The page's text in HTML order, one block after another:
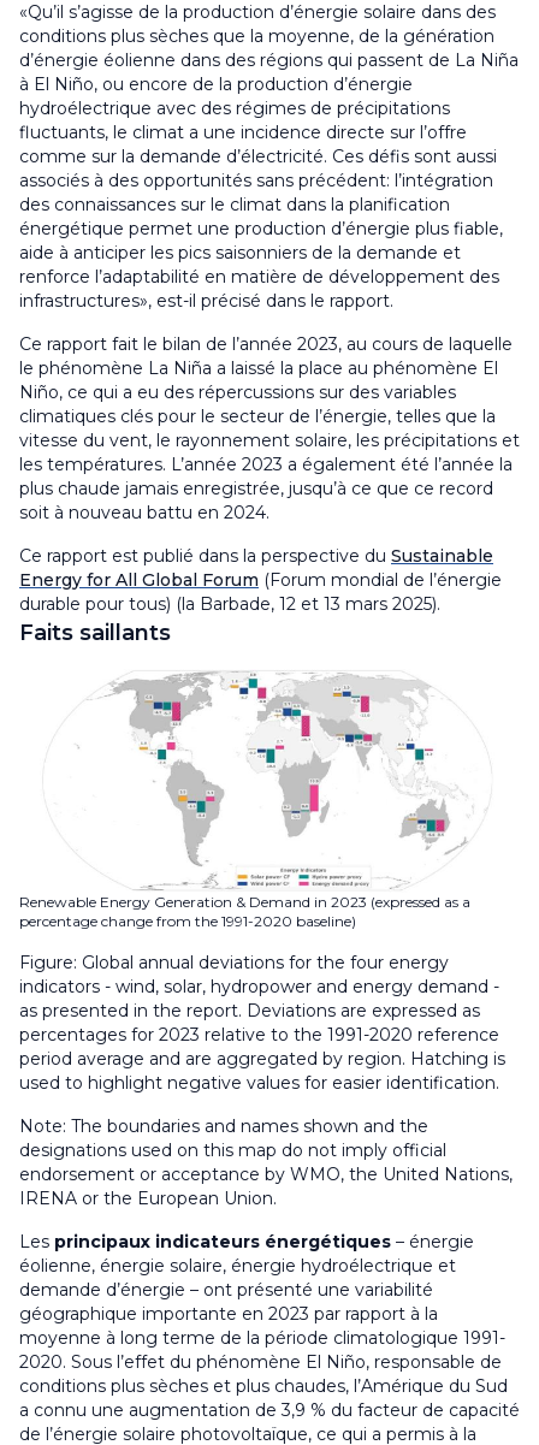
«Qu’il s’agisse de la production d’énergie solaire dans des
conditions plus sèches que la moyenne, de la génération
d’énergie éolienne dans des régions qui passent de La Niña
à El Niño, ou encore de la production d’énergie
hydroélectrique avec des régimes de précipitations
fluctuants, le climat a une incidence directe sur l’offre
comme sur la demande d’électricité. Ces défis sont aussi
associés à des opportunités sans précédent: l’intégration
des connaissances sur le climat dans la planification
énergétique permet une production d’énergie plus fiable,
aide à anticiper les pics saisonniers de la demande et
renforce l’adaptabilité en matière de développement des
infrastructures», est-il précisé dans le rapport.
Ce rapport fait le bilan de l’année 2023, au cours de laquelle
le phénomène La Niña a laissé la place au phénomène El
Niño, ce qui a eu des répercussions sur des variables
climatiques clés pour le secteur de l’énergie, telles que la
vitesse du vent, le rayonnement solaire, les précipitations et
les températures. L’année 2023 a également été l’année la
plus chaude jamais enregistrée, jusqu’à ce que ce record
soit à nouveau battu en 2024.
Ce rapport est publié dans la perspective du Sustainable
Energy for All Global Forum (Forum mondial de l’énergie
durable pour tous) (la Barbade, 12 et 13 mars 2025).
Faits saillants
Renewable Energy Generation & Demand in 2023 (expressed as a
percentage change from the 1991-2020 baseline)
Figure: Global annual deviations for the four energy
indicators - wind, solar, hydropower and energy demand -
as presented in the report. Deviations are expressed as
percentages for 2023 relative to the 1991-2020 reference
period average and are aggregated by region. Hatching is
used to highlight negative values for easier identification.
Note: The boundaries and names shown and the
designations used on this map do not imply official
endorsement or acceptance by WMO, the United Nations,
IRENA or the European Union.
Les principaux indicateurs énergétiques – énergie
éolienne, énergie solaire, énergie hydroélectrique et
demande d’énergie – ont présenté une variabilité
géographique importante en 2023 par rapport à la
moyenne à long terme de la période climatologique 1991-
2020. Sous l’effet du phénomène El Niño, responsable de
conditions plus sèches et plus chaudes, l’Amérique du Sud
a connu une augmentation de 3,9 % du facteur de capacité
de l’énergie solaire photovoltaïque, ce qui a permis à la